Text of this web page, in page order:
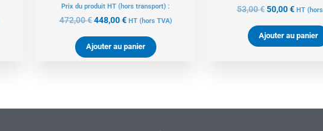
Prix du produit HT (hors transport) :
472,00€ 448,00€ HT (hors TVA)
Ajouter au panier
53,00€ 50,00€ HT
Ajouter au panier